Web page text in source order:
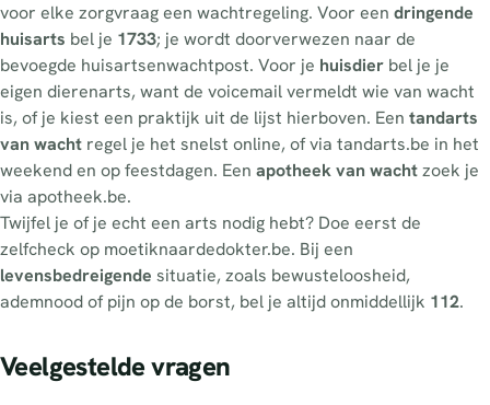
voor elke zorgvraag een wachtregeling. Voor een dringende
huisarts bel je 1733; je wordt doorverwezen naar de
bevoegde huisartsenwachtpost. Voor je huisdier bel je je
eigen dierenarts, want de voicemail vermeldt wie van wacht
is, of je kiest een praktijk uit de lijst hierboven. Een tandarts
van wacht regel je het snelst online, of via tandarts.be in het
weekend en op feestdagen. Een apotheek van wachtzoek je
via apotheek.be.
Twijfel je of je echt een arts nodig hebt? Doe eerst de
zelfcheck op moetiknaardedokter.be. Bij een
levensbedreigende situatie, zoals bewusteloosheid,
ademnood of pijn op de borst, bel je altijd onmiddellijk 112.
Veelgestelde vragen